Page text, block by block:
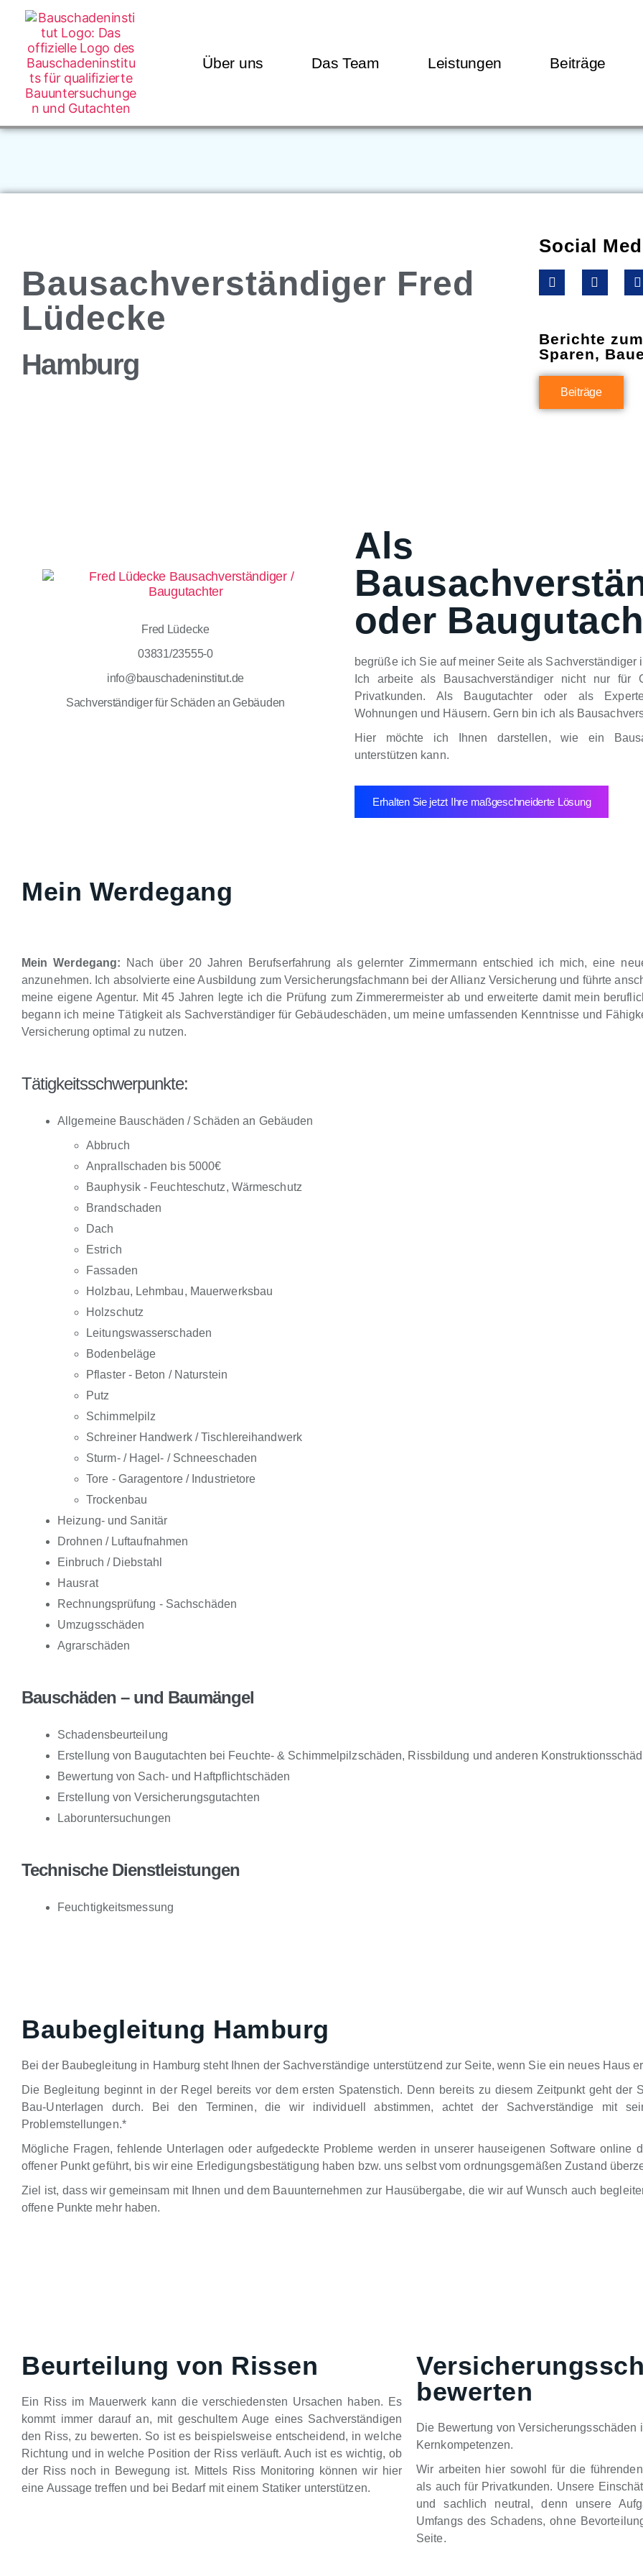
Über uns Das Team Leistungen Beiträge
Bausachverständiger Fred
Lüdecke
Hamburg
Social
Berichte
Sparen,
Beiträge
Fred Lüdecke
03831/23555-0
info@bauschadeninstitut.de
Sachverständiger für Schäden an Gebäuden
Als
oder
begrüße ich Sie auf meiner Seite als Sachverständiger
Ich arbeite als Bausachverständiger nicht nur für
Privatkunden. Als Baugutachter oder als
Wohnungen und Häusern. Gern bin ich als
Hier möchte ich Ihnen darstellen, wie ein
unterstützen kann.
Erhalten Sie jetzt Ihre maßgeschneiderte Lösung
Mein Werdegang
Mein Werdegang: Nach über 20 Jahren Berufserfahrung als gelernter Zimmermann entschied ich mich, eine
anzunehmen. Ich absolvierte eine Ausbildung zum Versicherungsfachmann bei der Allianz Versicherung und führte
meine eigene Agentur. Mit 45 Jahren legte ich die Prüfung zum Zimmerermeister ab und erweiterte damit mein
begann ich meine Tätigkeit als Sachverständiger für Gebäudeschäden, um meine umfassenden Kenntnisse und
Versicherung optimal zu nutzen.
Tätigkeitsschwerpunkte:
Allgemeine Bauschäden / Schäden an Gebäuden
Abbruch
Anprallschaden bis 5000€
Bauphysik - Feuchteschutz, Wärmeschutz
Brandschaden
Dach
Estrich
Fassaden
Holzbau, Lehmbau, Mauerwerksbau
Holzschutz
Leitungswasserschaden
Bodenbeläge
Pflaster - Beton / Naturstein
Putz
Schimmelpilz
Schreiner Handwerk / Tischlereihandwerk
Sturm- / Hagel- / Schneeschaden
Tore - Garagentore / Industrietore
Trockenbau
Heizung- und Sanitär
Drohnen / Luftaufnahmen
Einbruch / Diebstahl
Hausrat
Rechnungsprüfung - Sachschäden
Umzugsschäden
Agrarschäden
Bauschäden – und Baumängel
Schadensbeurteilung
Erstellung von Baugutachten bei Feuchte- & Schimmelpilzschäden, Rissbildung und anderen
Bewertung von Sach- und Haftpflichtschäden
Erstellung von Versicherungsgutachten
Laboruntersuchungen
Technische Dienstleistungen
Feuchtigkeitsmessung
Baubegleitung Hamburg
Bei der Baubegleitung in Hamburg steht Ihnen der Sachverständige unterstützend zur Seite, wenn Sie ein neues Haus
Die Begleitung beginnt in der Regel bereits vor dem ersten Spatenstich. Denn bereits zu diesem Zeitpunkt geht der
Bau-Unterlagen durch. Bei den Terminen, die wir individuell abstimmen, achtet der Sachverständige mit
Problemstellungen.*
Mögliche Fragen, fehlende Unterlagen oder aufgedeckte Probleme werden in unserer hauseigenen Software online
offener Punkt geführt, bis wir eine Erledigungsbestätigung haben bzw. uns selbst vom ordnungsgemäßen Zustand
Ziel ist, dass wir gemeinsam mit Ihnen und dem Bauunternehmen zur Hausübergabe, die wir auf Wunsch auch
offene Punkte mehr haben.
Beurteilung von Rissen
Ein Riss im Mauerwerk kann die verschiedensten Ursachen haben. Es
kommt immer darauf an, mit geschultem Auge eines Sachverständigen
den Riss, zu bewerten. So ist es beispielsweise entscheidend, in welche
Richtung und in welche Position der Riss verläuft. Auch ist es wichtig, ob
der Riss noch in Bewegung ist. Mittels Riss Monitoring können wir hier
eine Aussage treffen und bei Bedarf mit einem Statiker unterstützen.
bewerten
Die Bewertung von Versicherungsschäden
Kernkompetenzen.
Wir arbeiten hier sowohl für die
als auch für Privatkunden. Unsere
und sachlich neutral, denn unsere
Umfangs des Schadens, ohne
Seite.